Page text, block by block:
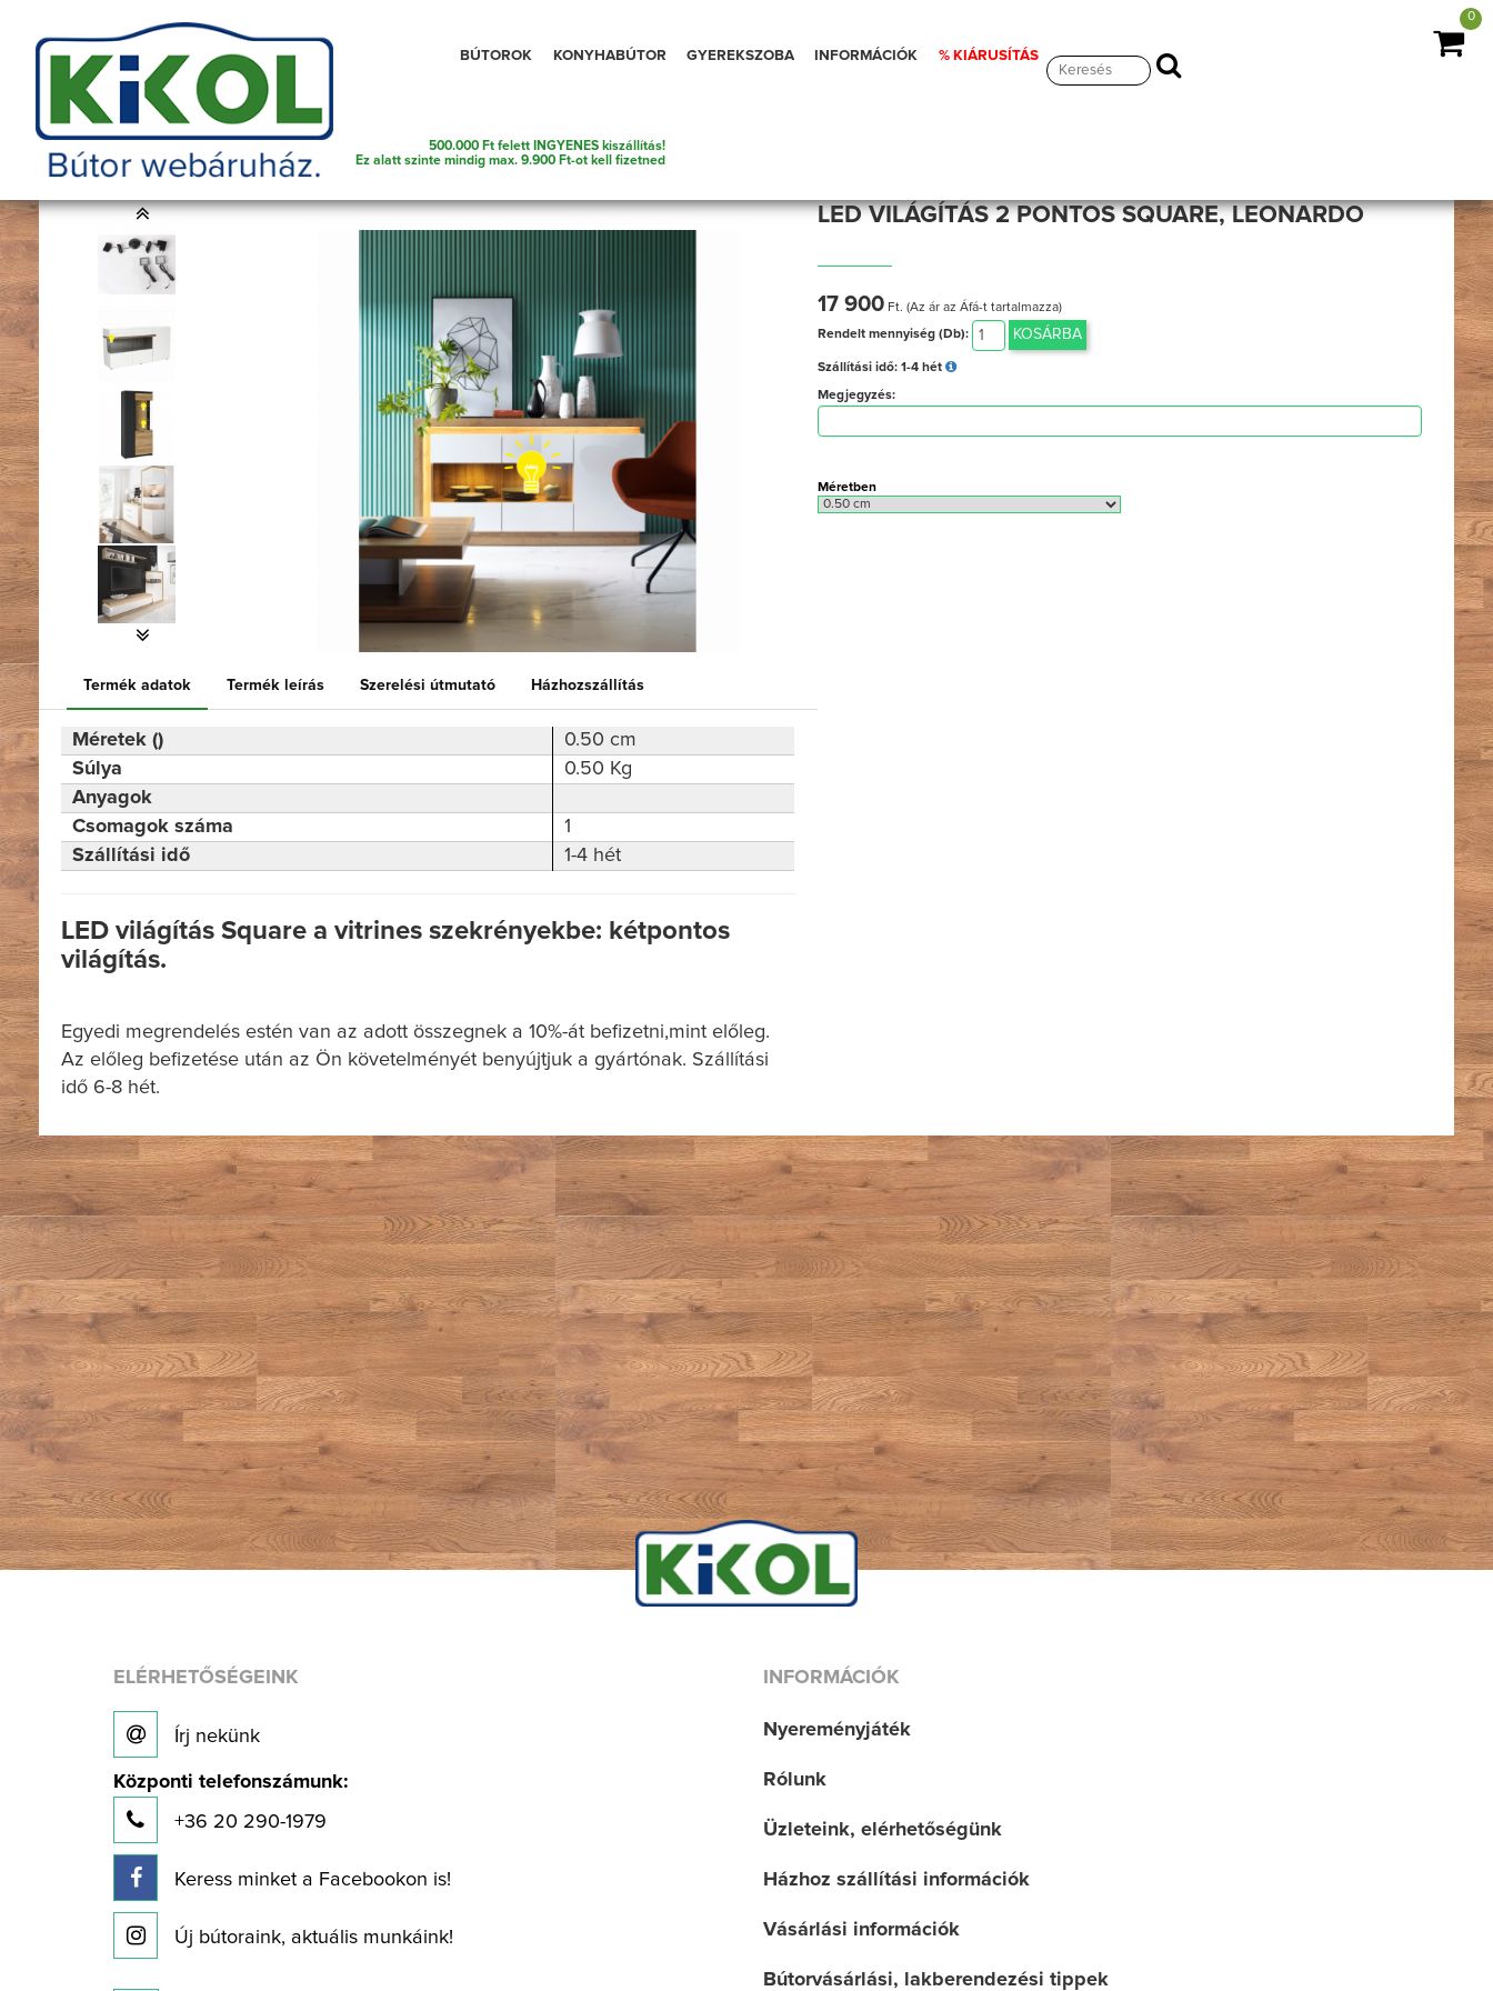
BÚTOROK KONYHABÚTOR GYEREKSZOBA INFORMÁCIÓK % KIÁRUSÍTÁS
500.000 Ft felett INGYENES kiszállítás!
Ez alatt szinte mindig max. 9.900 Ft-ot kell fizetned
0
Főoldal Bútorok Lakberendezés és ajándék ötletek Lámpák
Termék adatok Termék leírás Szerelési útmutató Házhozszállítás
Méretek ()
0.50 cm
Súlya
0.50 Kg
Anyagok
Csomagok száma
1
Szállítási idő
1-4 hét
LED világítás Square a vitrines szekrényekbe: kétpontos
világítás.
Egyedi megrendelés estén van az adott összegnek a 10%-át befizetni,mint előleg.
Az előleg befizetése után az Ön követelményét benyújtjuk a gyártónak. Szállítási
idő 6-8 hét.
LED VILÁGÍTÁS 2 PONTOS SQUARE, LEONARDO
17 900Ft. (Az ár az Áfá-t tartalmazza)
Rendelt mennyiség (Db):
KOSÁRBA
Szállítási idő: 1-4 hét
Megjegyzés:
Méretben
ELÉRHETŐSÉGEINK
Írj nekünk
Központi telefonszámunk:
+36 20 290-1979
Keress minket a Facebookon is!
Új bútoraink, aktuális munkáink!
INFORMÁCIÓK
Nyereményjáték
Rólunk
Üzleteink, elérhetőségünk
Házhoz szállítási információk
Vásárlási információk
Bútorvásárlási, lakberendezési tippek